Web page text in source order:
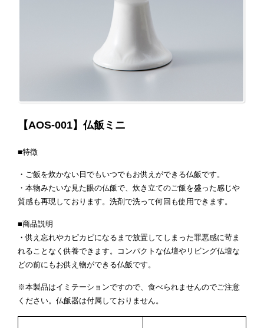
【AOS-001】仏飯ミニ
■特徴
・ご飯を炊かない日でもいつでもお供えができる仏飯です。
・本物みたいな見た眼の仏飯で、炊き立てのご飯を盛った感じや
質感も再現しております。洗剤で洗って何回も使用できます。
■商品説明
・供え忘れやカピカピになるまで放置してしまった罪悪感に苛ま
れることなく供養できます。コンパクトな仏壇やリビング仏壇な
どの前にもお供え物ができる仏飯です。
※本製品はイミテーションですので、食べられませんのでご注意
ください。仏飯器は付属しておりません。